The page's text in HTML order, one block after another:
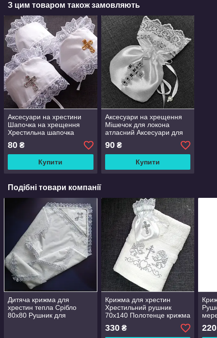
З цим товаром також замовляють
Аксесуари на хрестини
Шапочка на хрещення
Хрестильна шапочка
чепчик мереживний з
бавовни
80 ₴
Купити
Аксесуари на хрещення
Мішечок для локона
атласний Аксесуари для
хрестин Крижма для
хрестин
90₴
Купити
Подібні товари компанії
Дитяча крижма для
хрестин тепла Срібло
80x80 Рушник для
Крижма для хрестин
Хрестильний рушник
70х140 Полотенце крижма
Рушник для хрещення
330₴ 220